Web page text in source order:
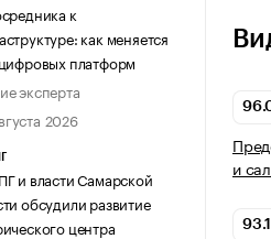
к
как меняется
платформ
эксперта
2026
и власти Самарской
обсудили развитие
центра
и
93.1